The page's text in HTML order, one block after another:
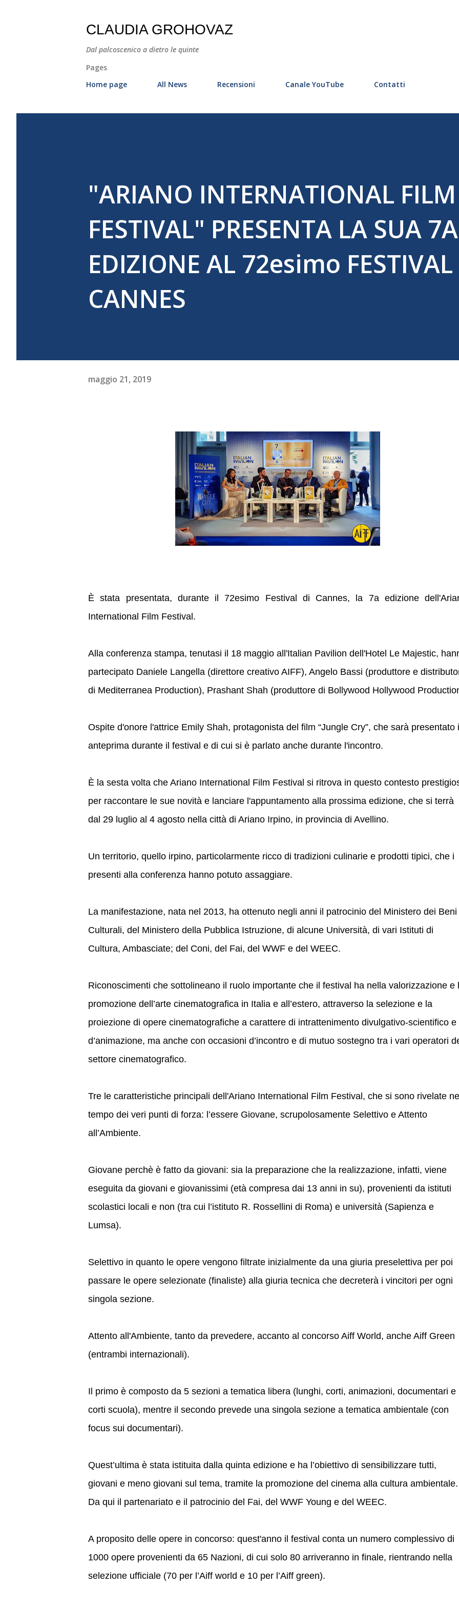
CLAUDIA GROHOVAZ
Dal palcoscenico a dietro le quinte
Pages
Home page
All News Recensioni Canale YouTube Contatti
"ARIANO INTERNATIONAL FILM
FESTIVAL" PRESENTA LA SUA 7A
EDIZIONE AL 72esimo FESTIVAL
CANNES
maggio 21, 2019
È stata presentata, durante il 72esimo Festival di Cannes, la 7a edizione
International Film Festival.
Alla conferenza stampa, tenutasi il 18 maggio all'Italian Pavilion dell'Hotel Le Majestic,
partecipato Daniele Langella (direttore creativo AIFF), Angelo Bassi (produttore e
di Mediterranea Production), Prashant Shah (produttore di Bollywood Hollywood
Ospite d'onore l'attrice Emily Shah, protagonista del film “Jungle Cry”, che sarà presentato
anteprima durante il festival e di cui si è parlato anche durante l'incontro.
È la sesta volta che Ariano International Film Festival si ritrova in questo contesto
per raccontare le sue novità e lanciare l'appuntamento alla prossima edizione, che si terrà
dal 29 luglio al 4 agosto nella città di Ariano Irpino, in provincia di Avellino.
Un territorio, quello irpino, particolarmente ricco di tradizioni culinarie e prodotti tipici, che i
presenti alla conferenza hanno potuto assaggiare.
La manifestazione, nata nel 2013, ha ottenuto negli anni il patrocinio del Ministero dei Beni
Culturali, del Ministero della Pubblica Istruzione, di alcune Università, di vari Istituti di
Cultura, Ambasciate; del Coni, del Fai, del WWF e del WEEC.
Riconoscimenti che sottolineano il ruolo importante che il festival ha nella valorizzazione e
promozione dell’arte cinematografica in Italia e all’estero, attraverso la selezione e la
proiezione di opere cinematografiche a carattere di intrattenimento divulgativo-scientifico e
d’animazione, ma anche con occasioni d’incontro e di mutuo sostegno tra i vari operatori
settore cinematografico.
Tre le caratteristiche principali dell'Ariano International Film Festival, che si sono rivelate nel
tempo dei veri punti di forza: l’essere Giovane, scrupolosamente Selettivo e Attento
all’Ambiente.
Giovane perchè è fatto da giovani: sia la preparazione che la realizzazione, infatti, viene
eseguita da giovani e giovanissimi (età compresa dai 13 anni in su), provenienti da istituti
scolastici locali e non (tra cui l’istituto R. Rossellini di Roma) e università (Sapienza e
Lumsa).
Selettivo in quanto le opere vengono filtrate inizialmente da una giuria preselettiva per poi
passare le opere selezionate (finaliste) alla giuria tecnica che decreterà i vincitori per ogni
singola sezione.
Attento all'Ambiente, tanto da prevedere, accanto al concorso Aiff World, anche Aiff Green
(entrambi internazionali).
Il primo è composto da 5 sezioni a tematica libera (lunghi, corti, animazioni, documentari e
corti scuola), mentre il secondo prevede una singola sezione a tematica ambientale (con
focus sui documentari).
Quest’ultima è stata istituita dalla quinta edizione e ha l’obiettivo di sensibilizzare tutti,
giovani e meno giovani sul tema, tramite la promozione del cinema alla cultura ambientale.
Da qui il partenariato e il patrocinio del Fai, del WWF Young e del WEEC.
A proposito delle opere in concorso: quest'anno il festival conta un numero complessivo di
1000 opere provenienti da 65 Nazioni, di cui solo 80 arriveranno in finale, rientrando nella
selezione ufficiale (70 per l’Aiff world e 10 per l’Aiff green).